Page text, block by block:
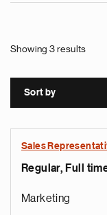
Showing 3 results
Sort by
Sales
Regular, Full
Marketing